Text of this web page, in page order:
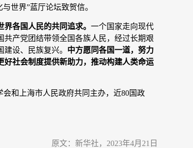
世界”蓝厅论坛致贺信。
各国人民的共同追求。 一个国家走向现代
产党团结带领全国各族人民，经过长期艰
设、民族复兴。 中方愿同各国一道，努力
社会制度提供新助力，推动构建人类命运
和上海市人民政府共同主办，近80国政
原文：新华社，2023年4月21日